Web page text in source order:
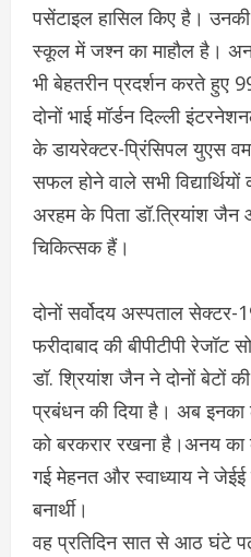
पसेंटाइल हासिल किए है।
स्कूल में जश्न का माहौल है।
भी बेहतरीन प्रदर्शन करते हुए
दोनों भाई मॉर्डन दिल्ली
के डायरेक्टर-प्रिंसिपल युएस
सफल होने वाले सभी
अरहम के पिता डॉ.त्रियांश जैन
चिकित्सक हैं।
दोनों सर्वोदय अस्पताल सेक्टर-
फरीदाबाद की बीपीटीपी रेजॉट
डॉ. श्रियांश जैन ने दोनों बेटों
प्रबंधन की दिया है। अब इनका
को बरकरार रखना है।अनय का
गई मेहनत और स्वाध्याय ने जेईई
बनार्थी।
वह प्रतिदिन सात से आठ घंटे